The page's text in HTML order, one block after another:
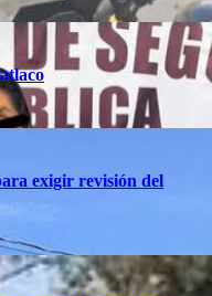
exigir revisión del